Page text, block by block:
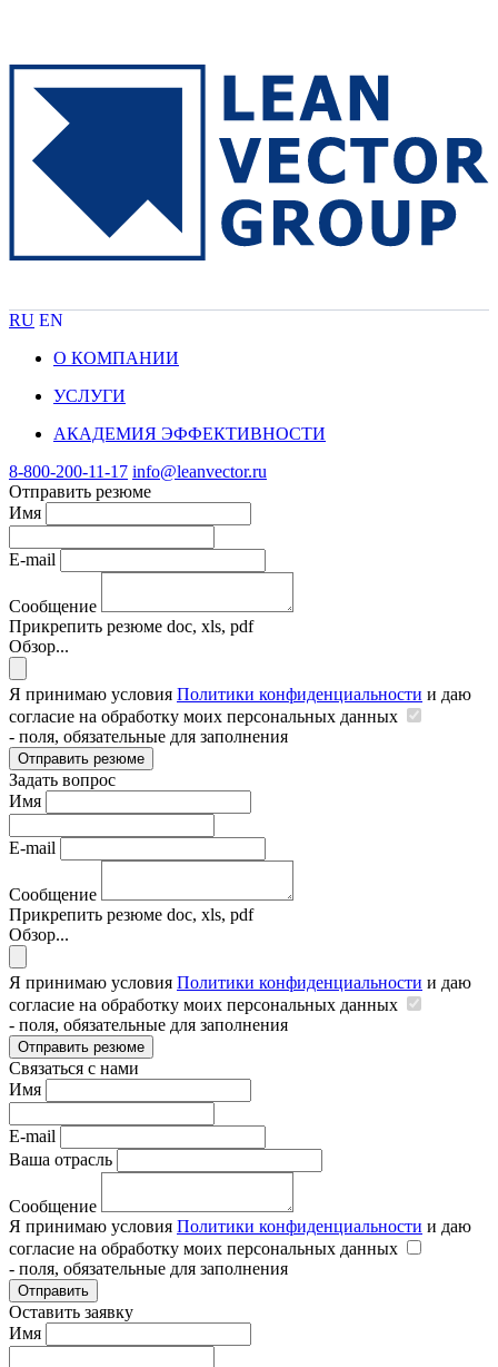
RU EN
О КОМПАНИИ
УСЛУГИ
АКАДЕМИЯ ЭФФЕКТИВНОСТИ
8-800-200-11-17 info@leanvector.ru
Отправить резюме
Имя
E-mail
Сообщение
Прикрепить резюме doc, xls, pdf
Обзор...
Я принимаю условия Политики конфиденциальности и даю
согласие на обработку моих персональных данных
- поля, обязательные для заполнения
Отправить резюме
Задать вопрос
Имя
E-mail
Сообщение
Прикрепить резюме doc, xls, pdf
Обзор...
Я принимаю условия Политики конфиденциальности и даю
согласие на обработку моих персональных данных
- поля, обязательные для заполнения
Отправить резюме
Связаться с нами
Имя
E-mail
Ваша отрасль
Сообщение
Я принимаю условия Политики конфиденциальности и даю
согласие на обработку моих персональных данных
- поля, обязательные для заполнения
Отправить
Оставить заявку
Имя